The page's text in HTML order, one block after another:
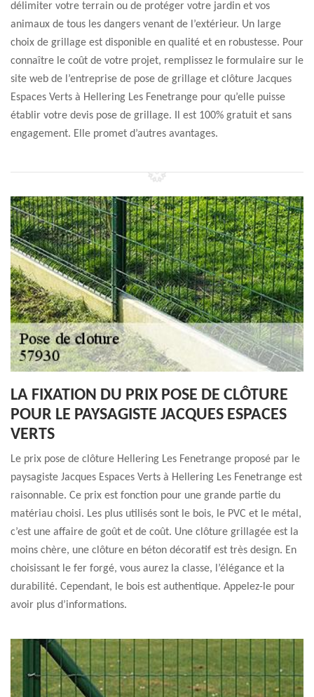
délimiter votre terrain ou de protéger votre jardin et vos
animaux de tous les dangers venant de l’extérieur. Un large
choix de grillage est disponible en qualité et en robustesse. Pour
connaître le coût de votre projet, remplissez le formulaire sur le
site web de l’entreprise de pose de grillage et clôture Jacques
Espaces Verts à Hellering Les Fenetrange pour qu’elle puisse
établir votre devis pose de grillage. Il est 100% gratuit et sans
engagement. Elle promet d’autres avantages.
LA FIXATION DU PRIX POSE DE CLÔTURE
POUR LE PAYSAGISTE JACQUES ESPACES
VERTS
Le prix pose de clôture Hellering Les Fenetrange proposé par le
paysagiste Jacques Espaces Verts à Hellering Les Fenetrange est
raisonnable. Ce prix est fonction pour une grande partie du
matériau choisi. Les plus utilisés sont le bois, le PVC et le métal,
c’est une affaire de goût et de coût. Une clôture grillagée est la
moins chère, une clôture en béton décoratif est très design. En
choisissant le fer forgé, vous aurez la classe, l’élégance et la
durabilité. Cependant, le bois est authentique. Appelez-le pour
avoir plus d’informations.